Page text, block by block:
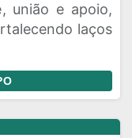
união e apoio,
laços